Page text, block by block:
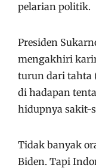
pelarian politik.
Presiden
mengakhiri
turun dari tahta
di hadapan
hidupnya sakit-
Tidak banyak
Biden. Tapi